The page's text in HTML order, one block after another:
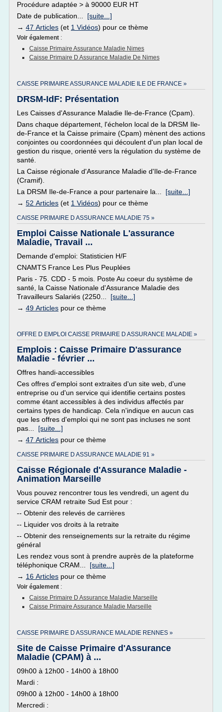
Procédure adaptée > à 90000 EUR HT
Date de publication... [suite...]
→ 47 Articles (et 1 Vidéos) pour ce thème
Voir également :
Caisse Primaire Assurance Maladie Nimes
Caisse Primaire D Assurance Maladie De Nimes
CAISSE PRIMAIRE ASSURANCE MALADIE ILE DE FRANCE »
DRSM-IdF: Présentation
Les Caisses d'Assurance Maladie Ile-de-France (Cpam).
Dans chaque département, l'échelon local de la DRSM Ile-
de-France et la Caisse primaire (Cpam) mènent des actions
conjointes ou coordonnées qui découlent d'un plan local de
gestion du risque, orienté vers la régulation du système de
santé.
La Caisse régionale d'Assurance Maladie d'Ile-de-France
(Cramif).
La DRSM Ile-de-France a pour partenaire la... [suite...]
→ 52 Articles (et 1 Vidéos) pour ce thème
CAISSE PRIMAIRE D ASSURANCE MALADIE 75 »
Emploi Caisse Nationale L'assurance
Maladie, Travail ...
Demande d'emploi: Statisticien H/F
CNAMTS France Les Plus Peuplées
Paris - 75. CDD - 5 mois. Poste Au coeur du système de
santé, la Caisse Nationale d'Assurance Maladie des
Travailleurs Salariés (2250... [suite...]
→ 49 Articles pour ce thème
OFFRE D EMPLOI CAISSE PRIMAIRE D ASSURANCE MALADIE »
Emplois : Caisse Primaire D'assurance
Maladie - février ...
Offres handi-accessibles
Ces offres d'emploi sont extraites d'un site web, d'une
entreprise ou d'un service qui identifie certains postes
comme étant accessibles à des individus affectés par
certains types de handicap. Cela n'indique en aucun cas
que les offres d'emploi qui ne sont pas incluses ne sont
pas... [suite...]
→ 47 Articles pour ce thème
CAISSE PRIMAIRE D ASSURANCE MALADIE 91 »
Caisse Régionale d'Assurance Maladie -
Animation Marseille
Vous pouvez rencontrer tous les vendredi, un agent du
service CRAM retraite Sud Est pour :
-- Obtenir des relevés de carrières
-- Liquider vos droits à la retraite
-- Obtenir des renseignements sur la retraite du régime
général
Les rendez vous sont à prendre auprès de la plateforme
téléphonique CRAM... [suite...]
→ 16 Articles pour ce thème
Voir également :
Caisse Primaire D Assurance Maladie Marseille
Caisse Primaire Assurance Maladie Marseille
CAISSE PRIMAIRE D ASSURANCE MALADIE RENNES »
Site de Caisse Primaire d'Assurance
Maladie (CPAM) à ...
09h00 à 12h00 - 14h00 à 18h00
Mardi :
09h00 à 12h00 - 14h00 à 18h00
Mercredi :